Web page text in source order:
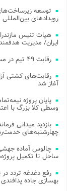
توسعه
رویدادهای بین‌المللی
هیات تنیس
ایران/ مدیریت
رقابت ۴۹ تیم در مسابقات ۲۰۰ امتیازی تنیس ساحلی کشور در مازندران
آغاز شد
وسطی کلا بزرگ با اعتبار ۵۴۰
چهارشنبه‌های
ساحل تا تکمیل
رفع دغدغه تردد
بهسازی جاده